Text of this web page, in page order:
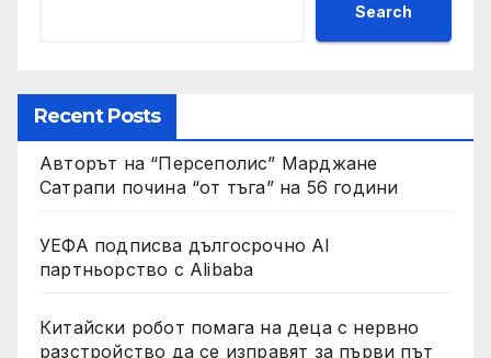
Search
Recent Posts
Авторът на “Персеполис” Марджане
Сатрапи почина “от тъга” на 56 години
УЕФА подписва дългосрочно AI
партньорство с Alibaba
Китайски робот помага на деца с нервно
разстройство да се изправят за първи път